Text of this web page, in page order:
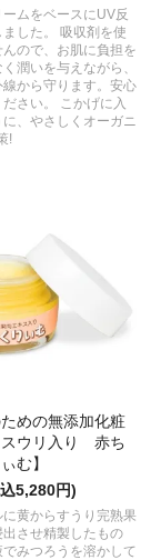
ムをベースにUV反
した。 吸収剤を使
ので、お肌に負担を
潤いを与えながら、
から守ります。安心
ださい。 こかげに入
に、やさしくオーガニ
!
めの無添加化粧
スウリ入り 赤ち
む】
5,280円)
黄からすうり完熟果
出させ精製したもの
みつろうを溶かして